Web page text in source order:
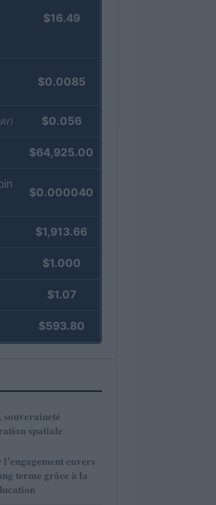
$16.49
$0.0085
$0.056
$64,925.00
$0.000040
$1,913.66
$1.000
$1.07
$593.80
spatiale
l’engagement envers
terme grâce à la